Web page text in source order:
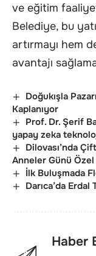
ve eğitim
Belediye, bu
artırmayı hem
avantajı
Doğukışla
Kaplanıyor
Prof. Dr. Şerif
yapay zeka
Dilovası’nda
Anneler Günü Özel
İlk Buluşmada
Darıca’da
Haber